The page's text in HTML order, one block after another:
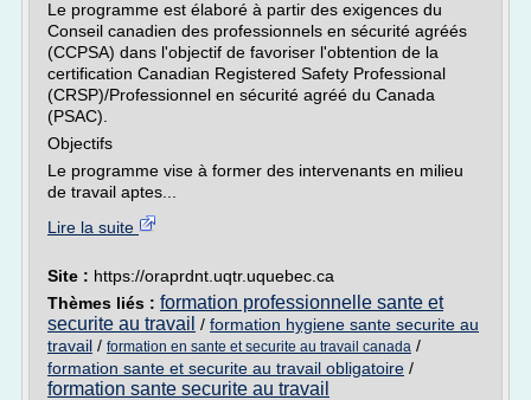
Le programme est élaboré à partir des exigences du
Conseil canadien des professionnels en sécurité agréés
(CCPSA) dans l'objectif de favoriser l'obtention de la
certification Canadian Registered Safety Professional
(CRSP)/Professionnel en sécurité agréé du Canada
(PSAC).
Objectifs
Le programme vise à former des intervenants en milieu
de travail aptes...
Lire la suite
Site : https://oraprdnt.uqtr.uquebec.ca
Thèmes liés : formation professionnelle sante et
securite au travail / formation hygiene sante securite au
travail / formation en sante et securite au travail canada /
formation sante et securite au travail obligatoire /
formation sante securite au travail